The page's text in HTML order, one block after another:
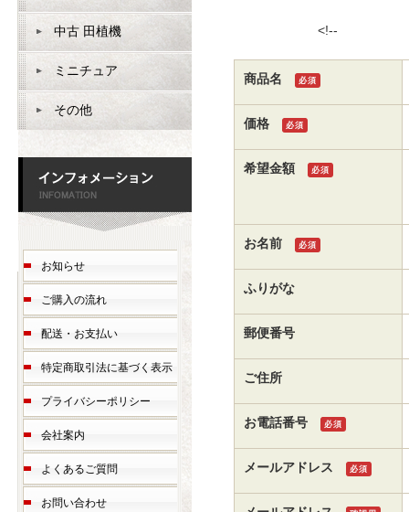
商品名 必須
価格 必須
希望金額 必須
お名前 必須
ふりがな
郵便番号
ご住所
お電話番号 必須
メールアドレス 必須
中古 田植機
ミニチュア
その他
お知らせ
ご購入の流れ
配送・お支払い
特定商取引法に基づく表示
プライバシーポリシー
会社案内
よくあるご質問
お問い合わせ